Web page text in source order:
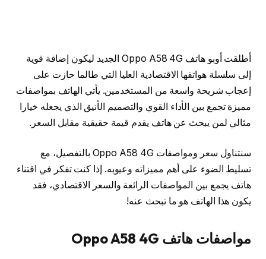
أطلقت أوبو هاتف Oppo A58 4G الجديد ليكون إضافة قوية
إلى سلسلة هواتفها الاقتصادية العليا التي طالما حازت على
إعجاب شريحة واسعة من المستخدمين. يأتي الهاتف بمواصفات
مميزة تجمع بين الأداء القوي والتصميم الأنيق الذي يجعله خيارا
مثالي لمن يبحث عن هاتف يقدم قيمة حقيقية مقابل السعر.
سنتناول سعر ومواصفات Oppo A58 4G بالتفصيل، مع
تسليط الضوء على أهم مميزاته وعيوبه. إذا كنت تفكر في اقتناء
هاتف يجمع بين المواصفات الرائعة والسعر الاقتصادي، فقد
يكون هذا الهاتف هو ما تبحث عنه!
مواصفات هاتف Oppo A58 4G